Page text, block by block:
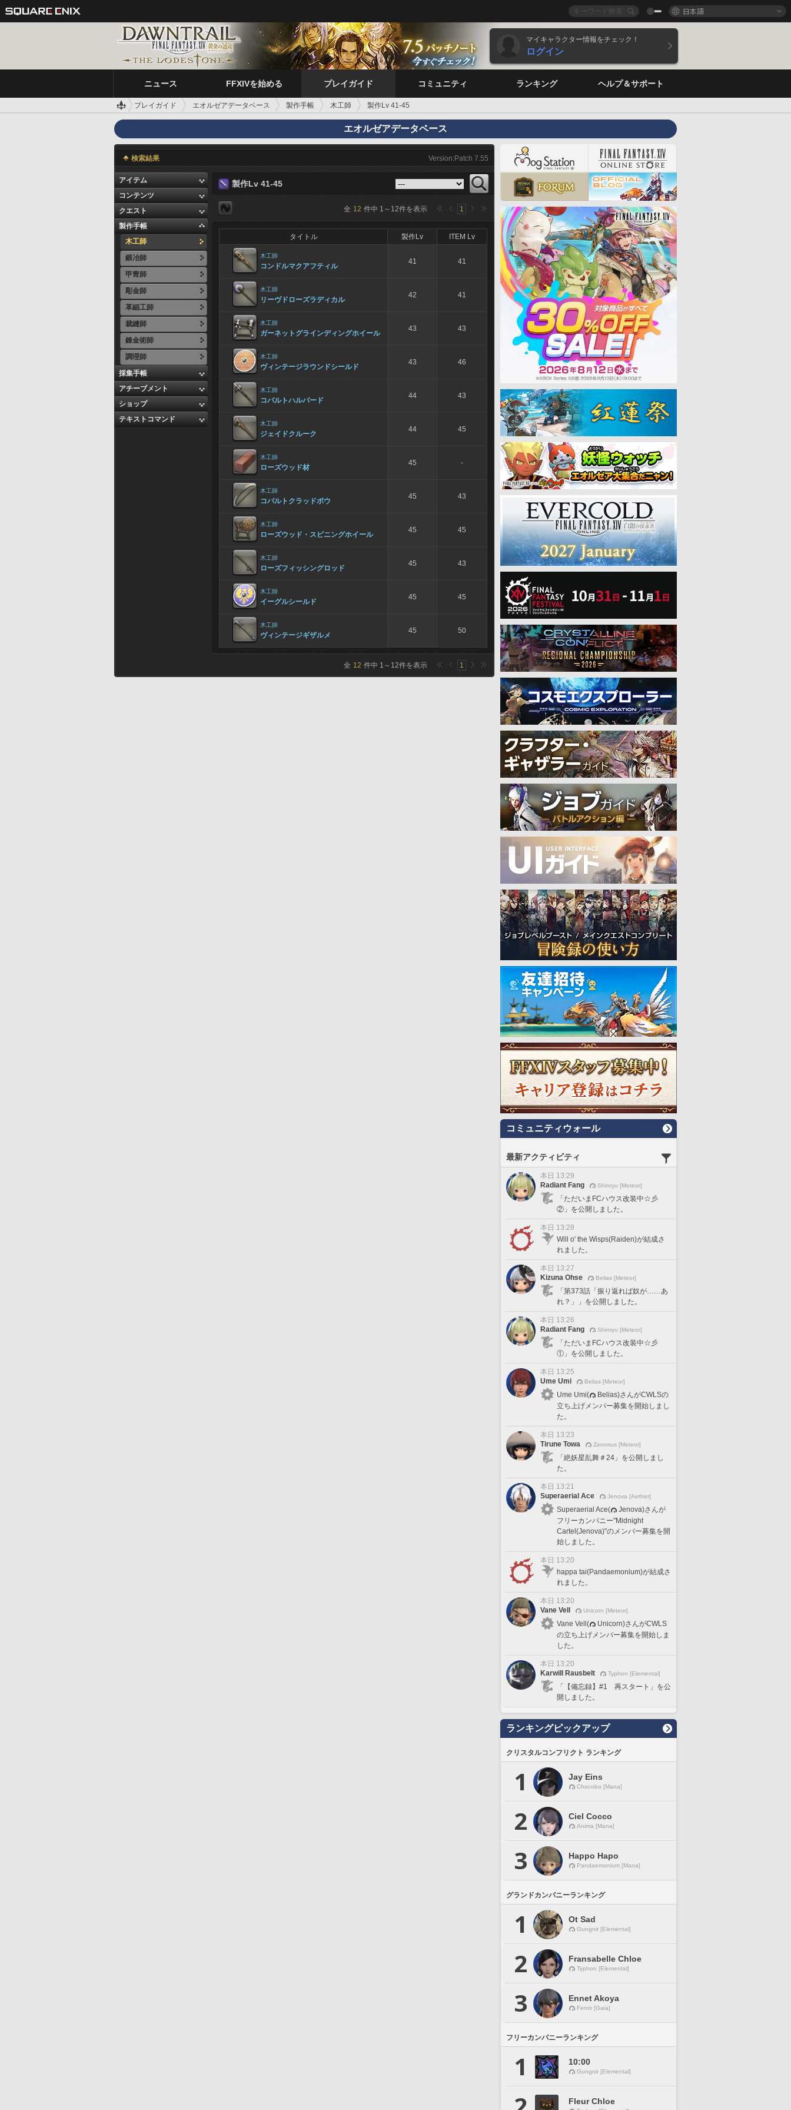
日本語
マイキャラクター情報をチェック！
ログイン
ニュース FFXIVを始める プレイガイド コミュニティ ランキング ヘルプ＆サポート
プレイガイド エオルゼアデータベース 製作手帳 木工師 製作Lv 41-45
エオルゼアデータベース
検索結果 Version:Patch 7.55
アイテム
コンテンツ
クエスト
製作手帳
木工師
鍛冶師
甲冑師
彫金師
革細工師
裁縫師
錬金術師
調理師
採集手帳
アチーブメント
ショップ
テキストコマンド
製作Lv 41-45
全 12 件中 1 ～ 12件を表示 1
タイトル 製作Lv ITEM Lv
木工師
コンドルマクアフティル
41 41
木工師
リーヴドローズラディカル
42 41
木工師
ガーネットグラインディングホイール
43 43
木工師
ヴィンテージラウンドシールド
43 46
木工師
コバルトハルバード
44 43
木工師
ジェイドクルーク
44 45
木工師
ローズウッド材
45 -
木工師
コバルトクラッドボウ
45 43
木工師
ローズウッド・スピニングホイール
45 45
木工師
ローズフィッシングロッド
45 43
木工師
イーグルシールド
45 45
木工師
ヴィンテージギザルメ
45 50
全 12 件中 1 ～ 12件を表示 1
コミュニティウォール
最新アクティビティ
本日 13:29
Radiant Fang
Shinryu [Meteor]
「ただいまFCハウス改装中☆彡
②」を公開しました。
本日 13:28
Will o' the Wisps(Raiden)が結成さ
れました。
本日 13:27
Kizuna Ohse
Belias [Meteor]
「第373話「振り返れば奴が……あ
れ？」」を公開しました。
本日 13:26
Radiant Fang
Shinryu [Meteor]
「ただいまFCハウス改装中☆彡
①」を公開しました。
本日 13:25
Ume Umi
Belias [Meteor]
Ume Umi(
Belias)さんがCWLSの
立ち上げメンバー募集を開始しまし
た。
本日 13:23
Tirune Towa
Zeromus [Meteor]
「絶妖星乱舞＃24」を公開しまし
た。
本日 13:21
Superaerial Ace
Jenova [Aether]
Superaerial Ace(
Jenova)さんが
フリーカンパニー"Midnight
Cartel(Jenova)"のメンバー募集を開
始しました。
本日 13:20
happa tai(Pandaemonium)が結成さ
れました。
本日 13:20
Vane Vell
Unicorn [Meteor]
Vane Vell(
Unicorn)さんがCWLS
の立ち上げメンバー募集を開始しま
した。
本日 13:20
Karwill Rausbelt
Typhon [Elemental]
「【備忘録】#1 再スタート」を公
開しました。
ランキングピックアップ
クリスタルコンフリクト ランキング
1 Jay Eins
Chocobo [Mana]
2 Ciel Cocco
Anima [Mana]
3 Happo Hapo
Pandaemonium [Mana]
グランドカンパニーランキング
1 Ot Sad
Gungnir [Elemental]
2 Fransabelle Chloe
Typhon [Elemental]
3 Ennet Akoya
Fenrir [Gaia]
フリーカンパニーランキング
1 10:00
Gungnir [Elemental]
Fleur Chloe